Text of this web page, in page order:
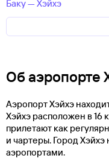
Баку — Хэйхэ
Об аэропорте
Аэропорт Хэйхэ
Хэйхэ расположен в 16
прилетают как
и чартеры. Город Хэйхэ
аэропортами.